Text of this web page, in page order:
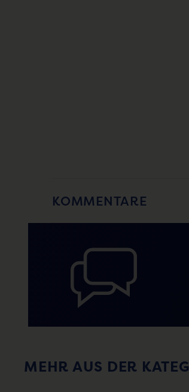
KOMMENTARE
MEHR AUS DER